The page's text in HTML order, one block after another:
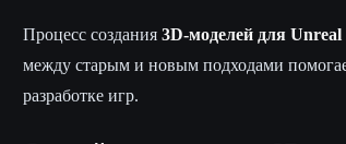
Процесс создания3D-моделей для Unreal
между старым и новым подходами
разработке игр.